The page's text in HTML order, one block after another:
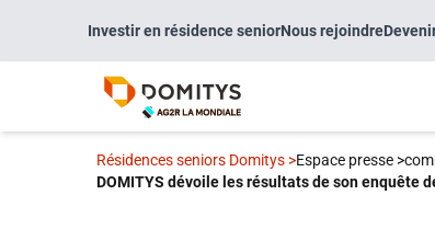
Investir en résidence seniorNous rejoindre
Résidences seniors Domitys >Espace presse >
DOMITYS dévoile les résultats de son enquête